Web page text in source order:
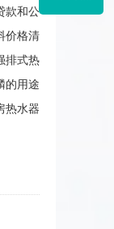
款和公
价格清
排式热
的用途
热水器